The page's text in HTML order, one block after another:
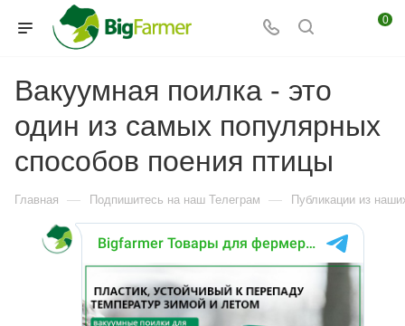
0
Вакуумная поилка - это
один из самых популярных
способов поения птицы
Главная — Подпишитесь на наш Телеграм — Публикации из